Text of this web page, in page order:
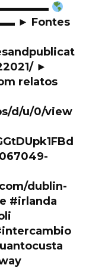
► Fontes
►
relatos
d/u/0/view
dublin-
#irlanda